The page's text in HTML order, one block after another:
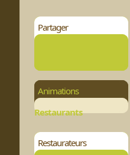
Partager
Animations
Restaurants
Restaurateurs